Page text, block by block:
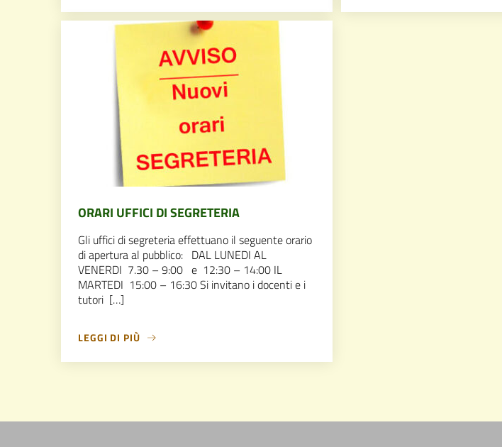
ORARI UFFICI DI SEGRETERIA
Gli uffici di segreteria effettuano il seguente orario
di apertura al pubblico: DAL LUNEDI AL
VENERDI 7.30 – 9:00 e 12:30 – 14:00 IL
MARTEDI 15:00 – 16:30 Si invitano i docenti e i
tutori […]
LEGGI DI PIÙ